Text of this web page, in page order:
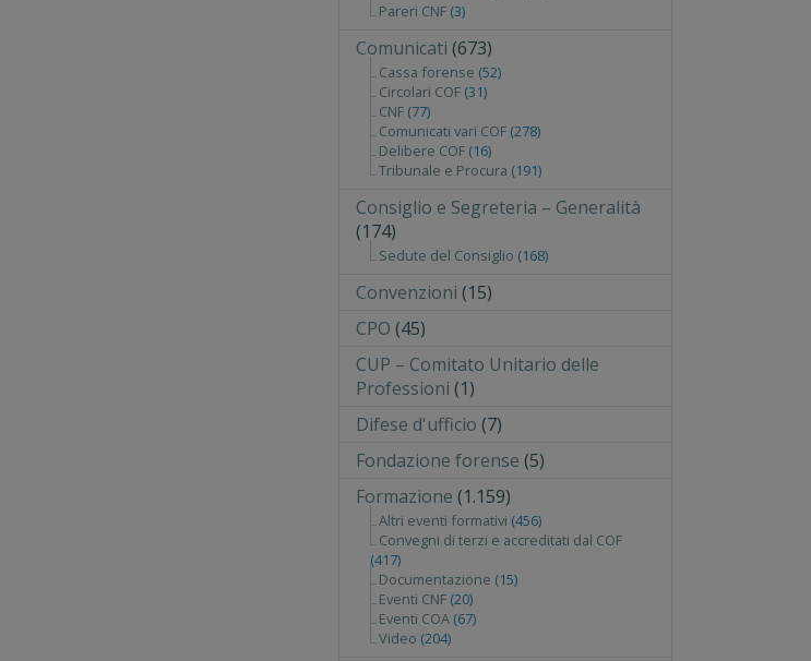
Pareri CNF (3)
Comunicati (673)
Cassa forense (52)
Circolari COF (31)
CNF (77)
Comunicati vari COF (278)
Delibere COF (16)
Tribunale e Procura (191)
Consiglio e Segreteria – Generalità
(174)
Sedute del Consiglio (168)
Convenzioni (15)
CPO (45)
CUP – Comitato Unitario delle
Professioni (1)
Difese d'ufficio (7)
Fondazione forense (5)
Formazione (1.159)
Altri eventi formativi (456)
Convegni di terzi e accreditati dal COF
(417)
Documentazione (15)
Eventi CNF (20)
Eventi COA (67)
Video (204)